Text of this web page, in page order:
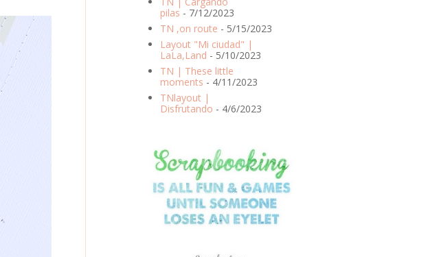
pilas- 7/12/2023
TN ,on route - 5/15/2023
Layout "Mi ciudad" |
LaLa,Land - 5/10/2023
TN | These little
moments - 4/11/2023
TNlayout |
Disfrutando - 4/6/2023